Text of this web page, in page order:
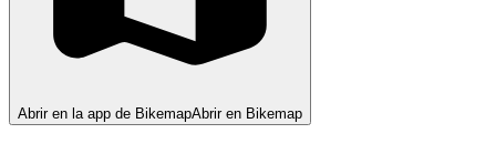
Abrir en la app de BikemapAbrir en Bikemap